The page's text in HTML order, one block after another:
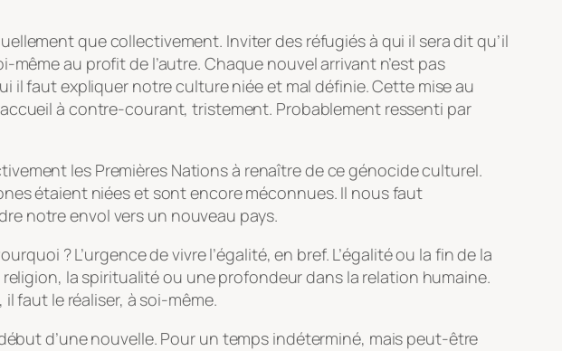
que collectivement. Inviter des réfugiés à qui il sera dit qu’il
au profit de l’autre. Chaque nouvel arrivant n’est pas
il faut expliquer notre culture niée et mal définie. Cette mise au
à contre-courant, tristement. Probablement ressenti par
les Premières Nations à renaître de ce génocide culturel.
étaient niées et sont encore méconnues. Il nous faut
notre envol vers un nouveau pays.
? L’urgence de vivre l’égalité, en bref. L’égalité ou la fin de la
la spiritualité ou une profondeur dans la relation humaine.
faut le réaliser, à soi-même.
d’une nouvelle. Pour un temps indéterminé, mais peut-être